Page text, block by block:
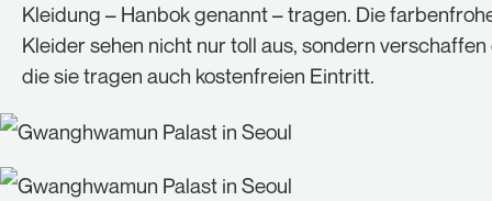
Kleidung – Hanbok genannt – tragen. Die
Kleider sehen nicht nur toll aus, sondern verschaffen
die sie tragen auch kostenfreien Eintritt.